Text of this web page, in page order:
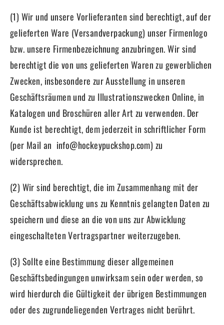
(1) Wir und unsere Vorlieferanten sind berechtigt, auf der
gelieferten Ware (Versandverpackung) unser Firmenlogo
bzw. unsere Firmenbezeichnung anzubringen. Wir sind
berechtigt die von uns gelieferten Waren zu gewerblichen
Zwecken, insbesondere zur Ausstellung in unseren
Geschäftsräumen und zu Illustrationszwecken Online, in
Katalogen und Broschüren aller Art zu verwenden. Der
Kunde ist berechtigt, dem jederzeit in schriftlicher Form
(per Mail an info@hockeypuckshop.com) zu
widersprechen.
(2) Wir sind berechtigt, die im Zusammenhang mit der
Geschäftsabwicklung uns zu Kenntnis gelangten Daten zu
speichern und diese an die von uns zur Abwicklung
eingeschalteten Vertragspartner weiterzugeben.
(3) Sollte eine Bestimmung dieser allgemeinen
Geschäftsbedingungen unwirksam sein oder werden, so
wird hierdurch die Gültigkeit der übrigen Bestimmungen
oder des zugrundeliegenden Vertrages nicht berührt.